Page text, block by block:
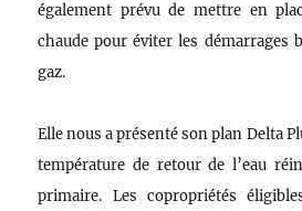
également prévu de mettre en
chaude pour éviter les démarrages
gaz.
Elle nous a présenté son plan Delta
température de retour de l’eau
primaire. Les copropriétés